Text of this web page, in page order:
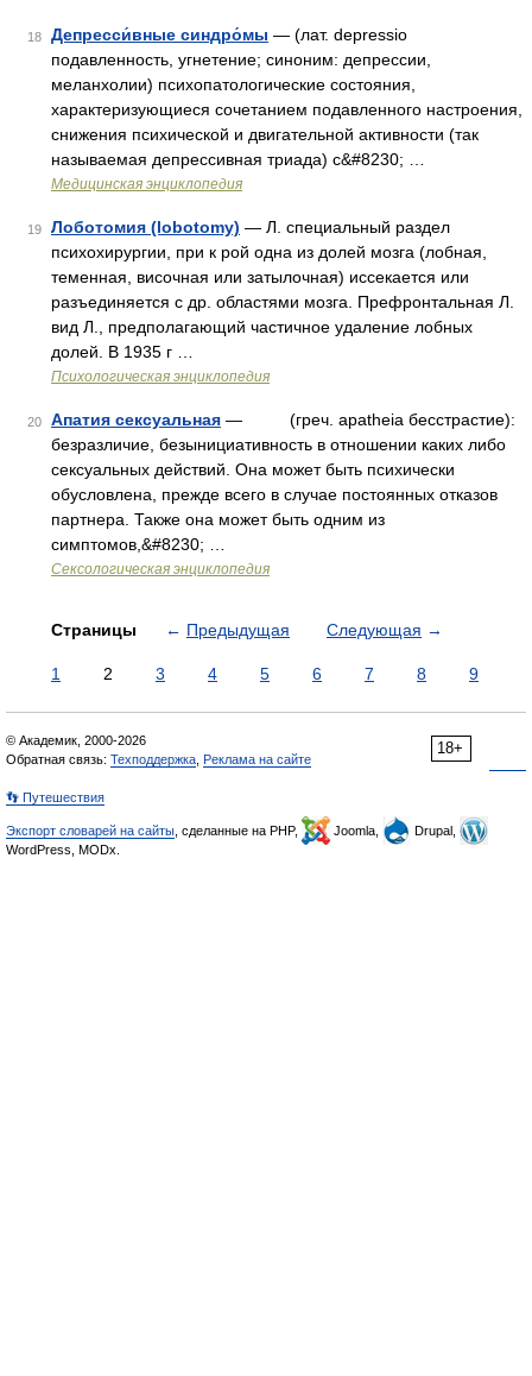
18 Депресси́вные синдро́мы — (лат. depressio
подавленность, угнетение; синоним: депрессии,
меланхолии) психопатологические состояния,
характеризующиеся сочетанием подавленного настроения,
снижения психической и двигательной активности (так
называемая депрессивная триада) с&#8230; …
Медицинская энциклопедия
19 Лоботомия (lobotomy) — Л. специальный раздел
психохирургии, при к рой одна из долей мозга (лобная,
теменная, височная или затылочная) иссекается или
разъединяется с др. областями мозга. Префронтальная Л.
вид Л., предполагающий частичное удаление лобных
долей. В 1935 г …
Психологическая энциклопедия
20 Апатия сексуальная — (греч. apatheia бесстрастие):
безразличие, безынициативность в отношении каких либо
сексуальных действий. Она может быть психически
обусловлена, прежде всего в случае постоянных отказов
партнера. Также она может быть одним из
симптомов,&#8230; …
Сексологическая энциклопедия
Страницы ← Предыдущая Следующая →
1 2 3 4 5 6 7 8 9
18+
© Академик, 2000-2026
Обратная связь: Техподдержка Реклама на сайте
👣 Путешествия
Экспорт словарей на сайты , сделанные на PHP, Joomla,
Drupal,
WordPress, MODx.